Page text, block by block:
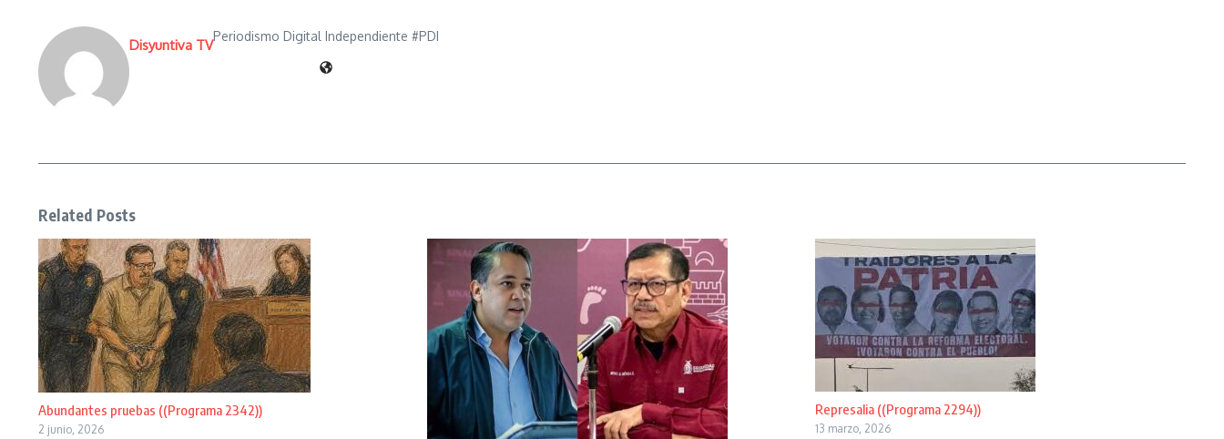
Disyuntiva TV
Periodismo Digital Independiente #PDI
Related Posts
Abundantes pruebas ((Programa 2342))
2 junio, 2026
Represalia ((Programa 2294))
13 marzo, 2026